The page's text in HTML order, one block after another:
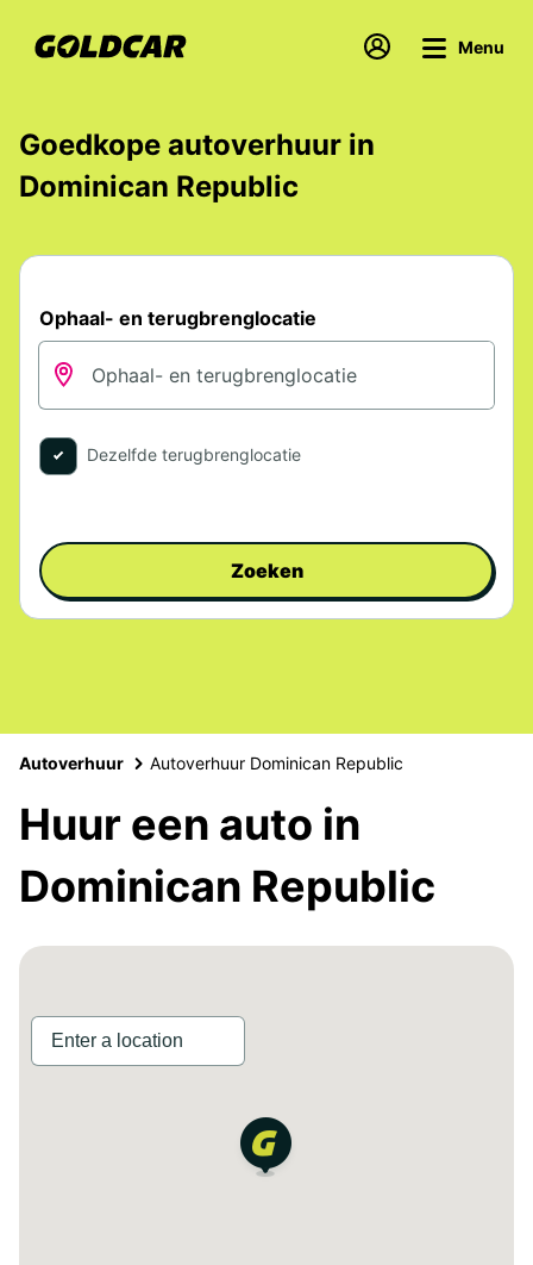
Menu
Goedkope autoverhuur in
Dominican Republic
Ophaal- en terugbrenglocatie
Dezelfde terugbrenglocatie
Zoeken
Autoverhuur Autoverhuur Dominican Republic
Huur een auto in
Dominican Republic